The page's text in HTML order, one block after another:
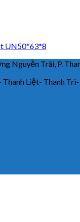
UN50*63*8
Trãi, P. Thanh
Liệt- Thanh